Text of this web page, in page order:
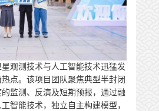
测技术与人工智能技术迅猛发
点。该项目团队聚焦典型半封闭
监测、反演及短期预报，通过融
智能技术，独立自主构建模型，